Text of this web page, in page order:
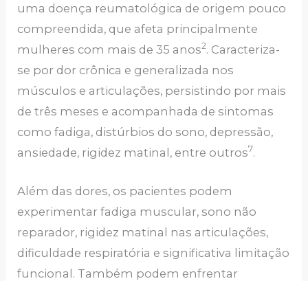
uma doença reumatológica de origem pouco
compreendida, que afeta principalmente
mulheres com mais de 35 anos2. Caracteriza-
se por dor crônica e generalizada nos
músculos e articulações, persistindo por mais
de três meses e acompanhada de sintomas
como fadiga, distúrbios do sono, depressão,
ansiedade, rigidez matinal, entre outros7.
Além das dores, os pacientes podem
experimentar fadiga muscular, sono não
reparador, rigidez matinal nas articulações,
dificuldade respiratória e significativa limitação
funcional. Também podem enfrentar